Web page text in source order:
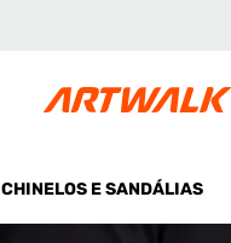
CHINELOS E SANDÁLIAS